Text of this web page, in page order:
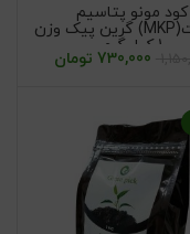
کود مونو پتاسیم
فسفات(MKP) گرین پیک وزن
1 کیلوگرم
730,000 تومان